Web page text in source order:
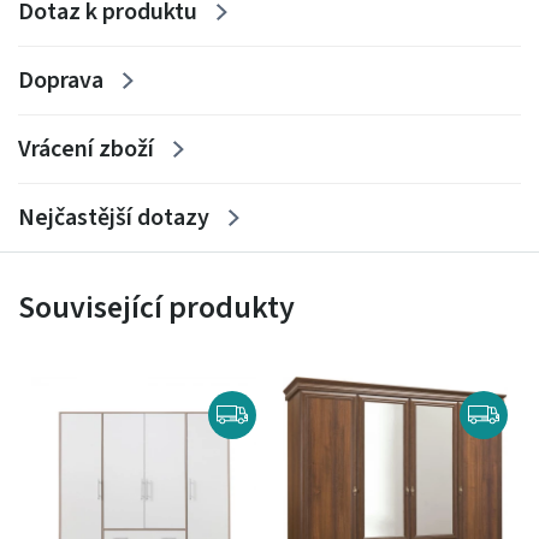
MATERIÁLY
- korpus z laminované nábytkové desky
- plnovýsuvné kuličkové vedení
Dotaz k produktu
Doprava
Vrácení zboží
Nejčastější dotazy
Související produkty